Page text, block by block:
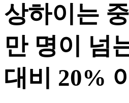
상하이는
만 명이 넘
대비 20%